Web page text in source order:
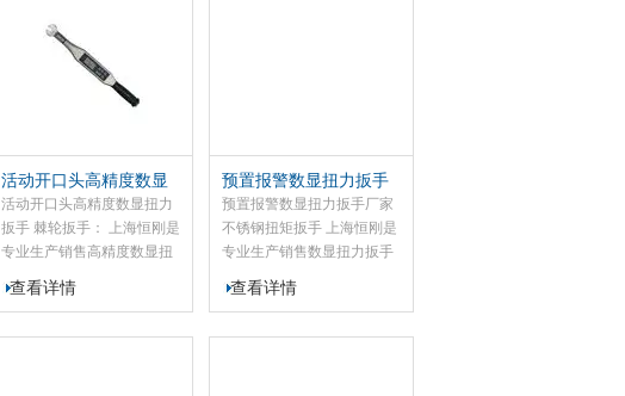
精度高、测量准确、性能稳
定、耗电量低、操作简单，
适用于汽车、摩托车、机械
制造等行业的螺栓紧固检测
质量的工具。
等行业的螺栓紧固检测及控
制。
活动开口头高精度数显
扭力扳手 棘轮扳手
活动开口头高精度数显扭力
扳手 棘轮扳手： 上海恒刚是
专业生产销售高精度数显扭
力扳手的厂家，我司的
SGSX高精度数显扭力扳手
查看详情
预置报警数显扭力扳手
厂家 不锈钢扭矩扳手
预置报警数显扭力扳手厂家
不锈钢扭矩扳手 上海恒刚是
专业生产销售数显扭力扳手
的厂家，我司的SGYX 系列
数显扭力扳手依托科学测量
查看详情